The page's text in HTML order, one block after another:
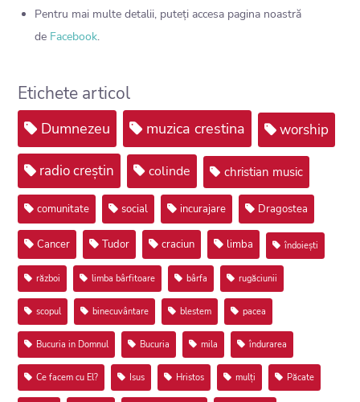
Pentru mai multe detalii, puteți accesa pagina noastră
de Facebook.
Etichete articol
Dumnezeu muzica crestina worship
radio creștin colinde christian music
comunitate social incurajare Dragostea
Cancer Tudor craciun limba îndoiești
război limba bârfitoare bârfa rugăciunii
scopul binecuvântare blestem pacea
Bucuria in Domnul Bucuria mila îndurarea
Ce facem cu El? Isus Hristos mulți Păcate